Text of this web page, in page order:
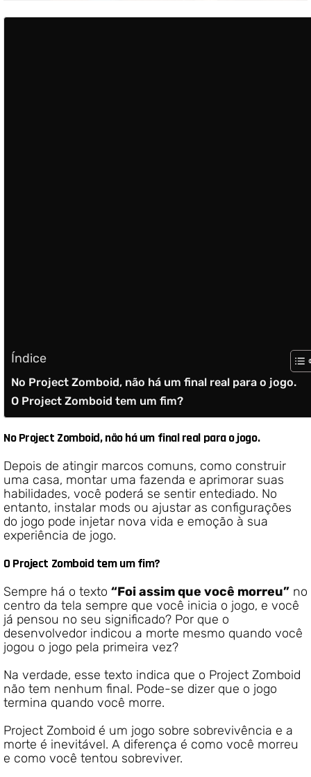
Índice
No Project Zomboid, não há um final real para o jogo.
O Project Zomboid tem um fim?
No Project Zomboid, não há um final real para o jogo.
Depois de atingir marcos comuns, como construir
uma casa, montar uma fazenda e aprimorar suas
habilidades, você poderá se sentir entediado. No
entanto, instalar mods ou ajustar as configurações
do jogo pode injetar nova vida e emoção à sua
experiência de jogo.
O Project Zomboid tem um fim?
Sempre há o texto “Foi assim que você morreu” no
centro da tela sempre que você inicia o jogo, e você
já pensou no seu significado? Por que o
desenvolvedor indicou a morte mesmo quando você
jogou o jogo pela primeira vez?
Na verdade, esse texto indica que o Project Zomboid
não tem nenhum final. Pode-se dizer que o jogo
termina quando você morre.
Project Zomboid é um jogo sobre sobrevivência e a
morte é inevitável. A diferença é como você morreu
e como você tentou sobreviver.